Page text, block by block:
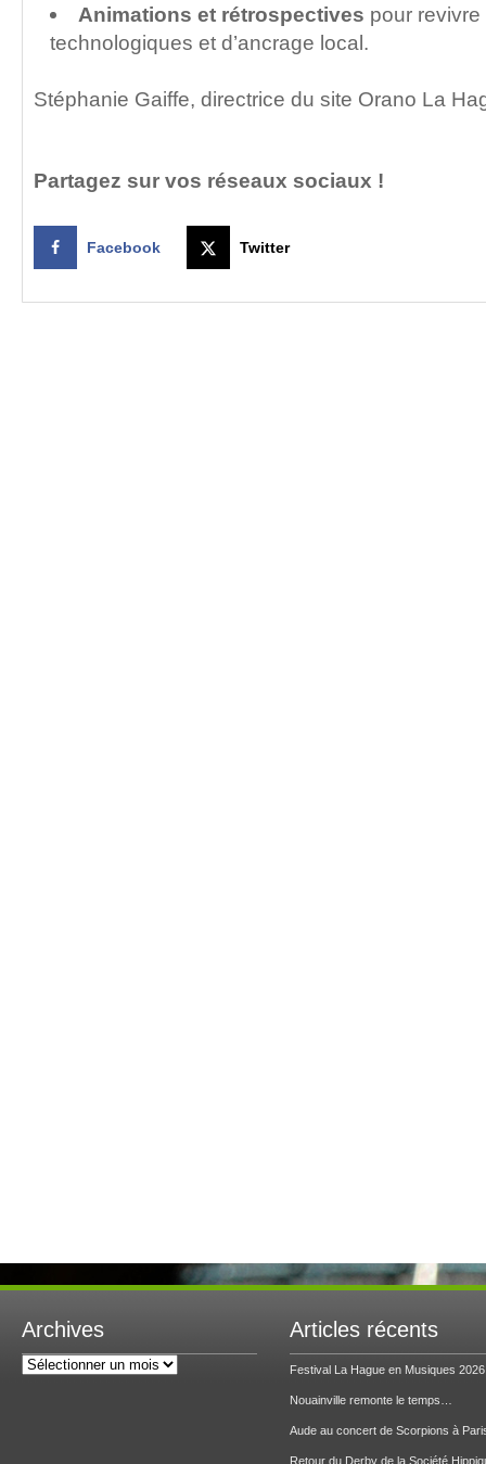
Animations et rétrospectives pour revivre
technologiques et d’ancrage local.
Stéphanie Gaiffe, directrice du site Orano La
Partagez sur vos réseaux sociaux !
Facebook Twitter
Archives
Archives
Articles récents
Festival La Hague en Musiques 2026
Nouainville remonte le temps…
Aude au concert de Scorpions à
Retour du Derby de la Société